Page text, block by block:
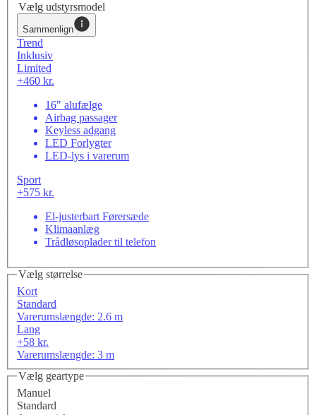
Vælg udstyrsmodel
Sammenlign
Trend
Inklusiv
Limited
+460 kr.
16" alufælge
Airbag passager
Keyless adgang
LED Forlygter
LED-lys i varerum
Sport
+575 kr.
El-justerbart Førersæde
Klimaanlæg
Trådløsoplader til telefon
Vælg størrelse
Kort
Standard
Varerumslængde: 2.6 m
Lang
+58 kr.
Varerumslængde: 3 m
Vælg geartype
Manuel
Standard